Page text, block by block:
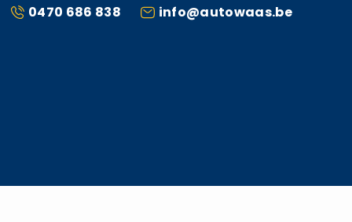
0470 686 838
info@autowaas.be